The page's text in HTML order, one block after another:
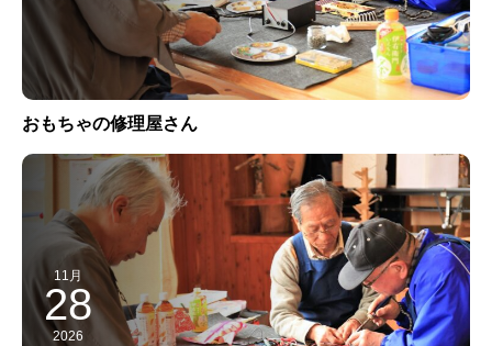
おもちゃの修理屋さん
11月
28
2026